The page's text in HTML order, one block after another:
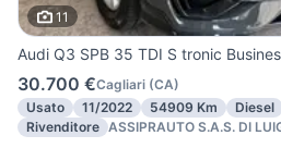
11
Audi Q3 SPB 35 TDI S tronic
30.700 €Cagliari (CA)
Usato
11/2022 54909 Km Diesel
Rivenditore ASSIPRAUTO S.A.S. DI